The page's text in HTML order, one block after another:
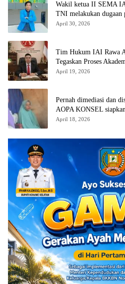
Wakil ketua II SEMA
TNI melakukan dugaan
April 30, 2026
Tim Hukum IAI Rawa
Tegaskan Proses
April 19, 2026
Pernah dimediasi dan
AOPA KONSEL
yang kembali muncul
April 18, 2026